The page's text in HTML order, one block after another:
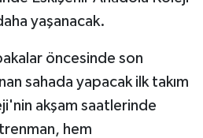
yaşanacak.
öncesinde son
sahada yapacak ilk takım
akşam saatlerinde
hem